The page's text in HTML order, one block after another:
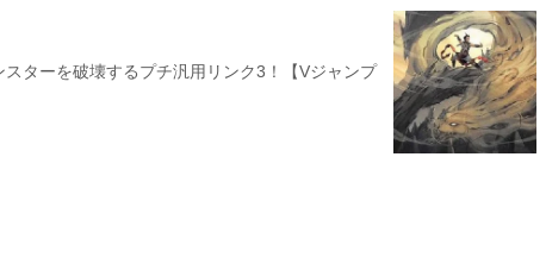
スターを破壊するプチ汎用リンク3！【Vジャンプ